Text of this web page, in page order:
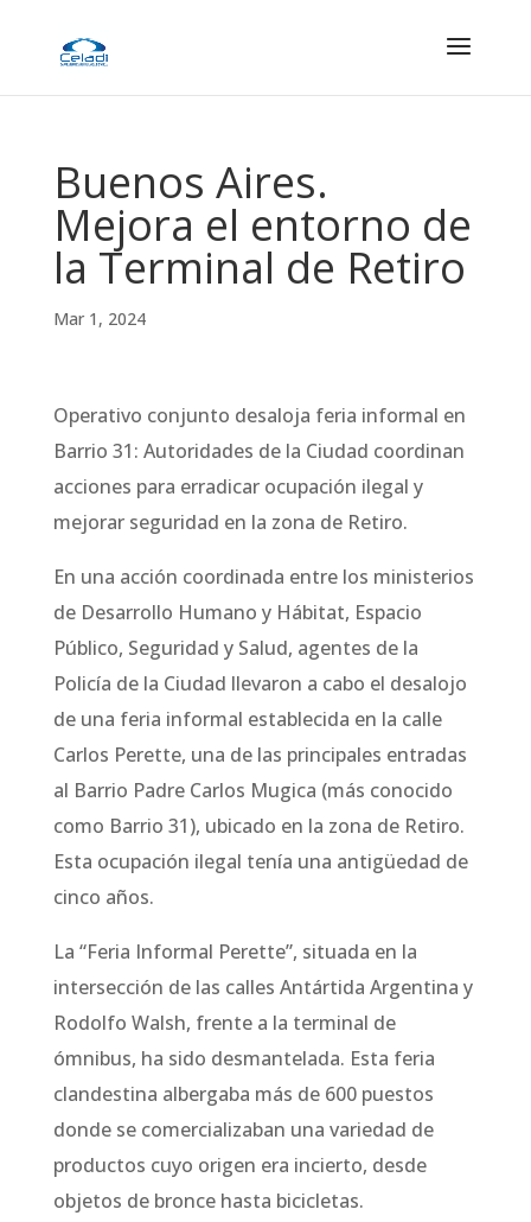
Buenos Aires.
Mejora el entorno de
la Terminal de Retiro
Mar 1, 2024
Operativo conjunto desaloja feria informal en
Barrio 31: Autoridades de la Ciudad coordinan
acciones para erradicar ocupación ilegal y
mejorar seguridad en la zona de Retiro.
En una acción coordinada entre los ministerios
de Desarrollo Humano y Hábitat, Espacio
Público, Seguridad y Salud, agentes de la
Policía de la Ciudad llevaron a cabo el desalojo
de una feria informal establecida en la calle
Carlos Perette, una de las principales entradas
al Barrio Padre Carlos Mugica (más conocido
como Barrio 31), ubicado en la zona de Retiro.
Esta ocupación ilegal tenía una antigüedad de
cinco años.
La “Feria Informal Perette”, situada en la
intersección de las calles Antártida Argentina y
Rodolfo Walsh, frente a la terminal de
ómnibus, ha sido desmantelada. Esta feria
clandestina albergaba más de 600 puestos
donde se comercializaban una variedad de
productos cuyo origen era incierto, desde
objetos de bronce hasta bicicletas.